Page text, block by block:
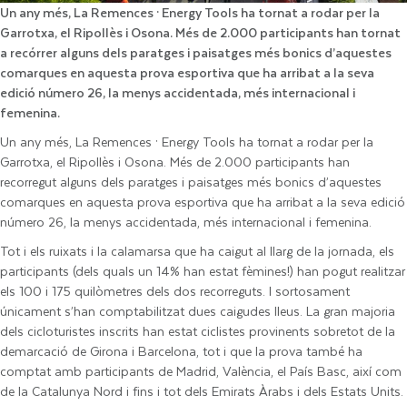
Un any més, La Remences · Energy Tools ha tornat a rodar per la
Garrotxa, el Ripollès i Osona. Més de 2.000 participants han tornat
a recórrer alguns dels paratges i paisatges més bonics d’aquestes
comarques en aquesta prova esportiva que ha arribat a la seva
edició número 26, la menys accidentada, més internacional i
femenina.
Un any més, La Remences · Energy Tools ha tornat a rodar per la
Garrotxa, el Ripollès i Osona. Més de 2.000 participants han
recorregut alguns dels paratges i paisatges més bonics d’aquestes
comarques en aquesta prova esportiva que ha arribat a la seva edició
número 26, la menys accidentada, més internacional i femenina.
Tot i els ruixats i la calamarsa que ha caigut al llarg de la jornada, els
participants (dels quals un 14% han estat fèmines!) han pogut realitzar
els 100 i 175 quilòmetres dels dos recorreguts. I sortosament
únicament s’han comptabilitzat dues caigudes lleus. La gran majoria
dels cicloturistes inscrits han estat ciclistes provinents sobretot de la
demarcació de Girona i Barcelona, tot i que la prova també ha
comptat amb participants de Madrid, València, el País Basc, així com
de la Catalunya Nord i fins i tot dels Emirats Àrabs i dels Estats Units.